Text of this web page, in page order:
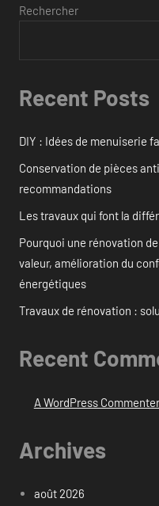
Rechercher
Recent Posts
DIY : Idées de menuiserie
Conservation de pièces
recommandations
Les travaux qui font la
Pourquoi une rénovation
valeur, amélioration du
énergétiques
Travaux de rénovation :
Recent
A WordPress Commenter
Archives
août 2026